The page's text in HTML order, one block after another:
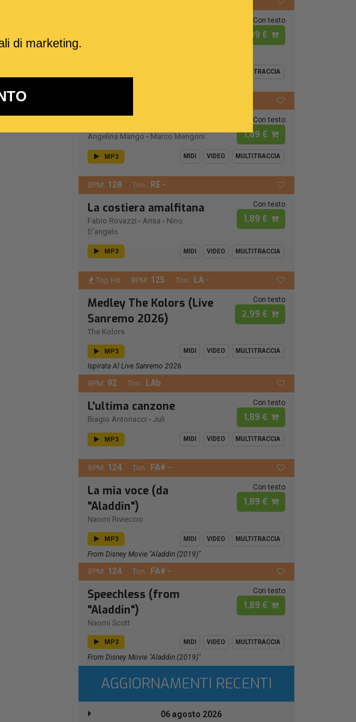
Con testo
1,89 €
MULTITRACCIA
Angelina Mango - Marco Mengoni
Con testo
1,89 €
MP3 MIDI VIDEO MULTITRACCIA
BPM: 128 Ton.: RE -
La costiera amalfitana
Fabio Rovazzi - Arisa - Nino
D'angelo
Con testo
1,89 €
MP3 MIDI VIDEO MULTITRACCIA
Top Hit BPM: 125 Ton.: LA -
Medley The Kolors (Live
Sanremo 2026)
The Kolors
Con testo
2,99 €
MP3 MIDI VIDEO MULTITRACCIA
Ispirata Al Live Sanremo 2026
BPM: 92 Ton.: LAb
L'ultima canzone
Biagio Antonacci - Juli
Con testo
1,89 €
MP3 MIDI VIDEO MULTITRACCIA
BPM: 124 Ton.: FA# -
La mia voce (da
"Aladdin")
Naomi Rivieccio
Con testo
1,89 €
MP3 MIDI VIDEO MULTITRACCIA
From Disney Movie "Aladdin (2019)"
BPM: 124 Ton.: FA# -
Speechless (from
"Aladdin")
Naomi Scott
Con testo
1,89 €
MP3 MIDI VIDEO MULTITRACCIA
From Disney Movie "Aladdin (2019)"
AGGIORNAMENTI RECENTI
06 agosto 2026
di marketing.